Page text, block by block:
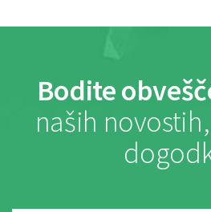
Bodite
naših